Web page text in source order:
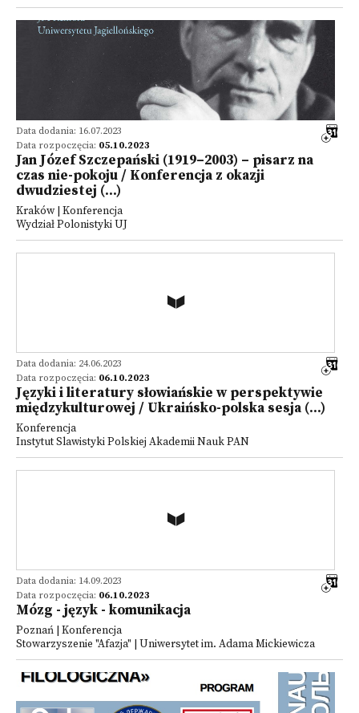
Data dodania: 16.07.2023
Data rozpoczęcia: 05.10.2023
Jan Józef Szczepański (1919–2003) – pisarz na
czas nie-pokoju / Konferencja z okazji
dwudziestej (...)
Kraków | Konferencja
Wydział Polonistyki UJ
Data dodania: 24.06.2023
Data rozpoczęcia: 06.10.2023
Języki i literatury słowiańskie w perspektywie
międzykulturowej / Ukraińsko-polska sesja (...)
Konferencja
Instytut Slawistyki Polskiej Akademii Nauk PAN
Data dodania: 14.09.2023
Data rozpoczęcia: 06.10.2023
Mózg - język - komunikacja
Poznań | Konferencja
Stowarzyszenie "Afazja" | Uniwersytet im. Adama Mickiewicza